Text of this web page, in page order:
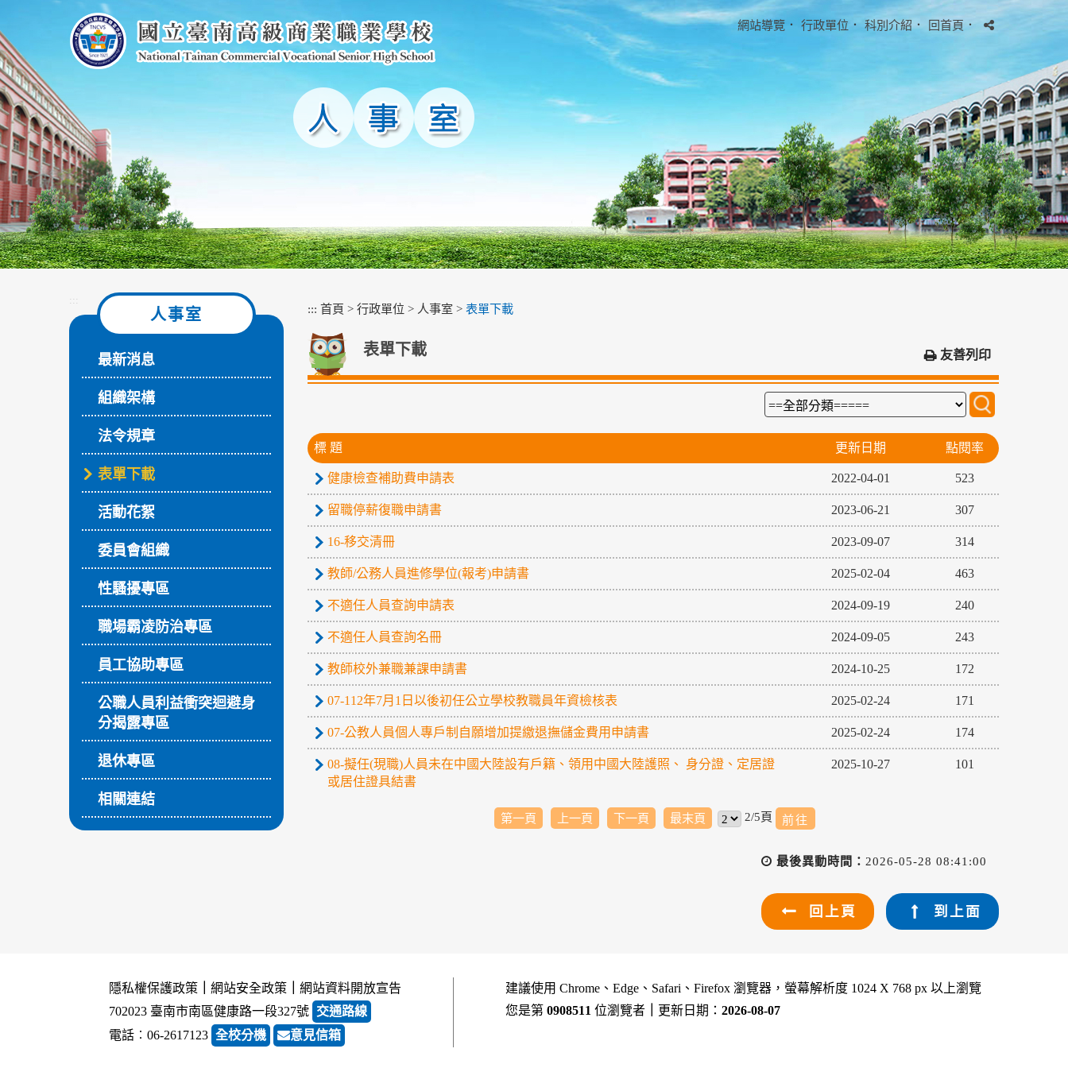
主
要
內
容
區
塊
網站導覽 ． 行政單位 ． 科別介紹． 回首頁．
:::
人事室
最新消息
組織架構
法令規章
表單下載
活動花絮
委員會組織
性騷擾專區
職場霸凌防治專區
員工協助專區
公職人員利益衝突迴避身
分揭露專區
退休專區
相關連結
::: 首頁 > 行政單位 > 人事室 > 表單下載
表單下載 友善列印
標 題 更新日期 點閱率
健康檢查補助費申請表 2022-04-01 523
留職停薪復職申請書 2023-06-21 307
16-移交清冊 2023-09-07 314
教師/公務人員進修學位(報考)申請書 2025-02-04 463
不適任人員查詢申請表 2024-09-19 240
不適任人員查詢名冊 2024-09-05 243
教師校外兼職兼課申請書 2024-10-25 172
07-112年7月1日以後初任公立學校教職員年資檢核表 2025-02-24 171
07-公教人員個人專戶制自願增加提繳退撫儲金費用申請書 2025-02-24 174
08-擬任(現職)人員未在中國大陸設有戶籍、領用中國大陸護照、 身分證、定居證
或居住證具結書
2025-10-27 101
第一頁 上一頁 下一頁 最末頁 2/5頁
最後異動時間： 2026-05-28 08:41:00
回上頁 到上面
隱私權保護政策 網站安全政策
網站資料開放宣告
702023 臺南市南區健康路一段327號 交通路線
電話︰06-2617123 全校分機 意見信箱
建議使用 Chrome、Edge、Safari、Firefox 瀏覽器，螢幕解析度 1024 X 768 px 以上瀏覽
您是第 0908511 位瀏覽者 更新日期： 2026-08-07